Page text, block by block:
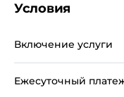
Условия
Включение услуги
Ежесуточный
(полный доступ к